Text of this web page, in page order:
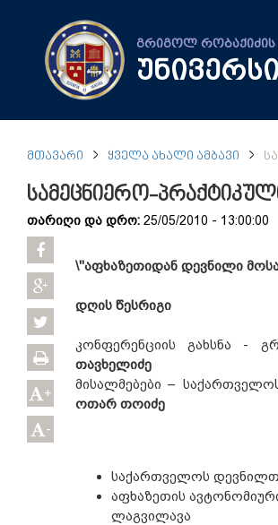
გრიგოლ რობაქიძის
ᲛᲗᲐᲕᲐᲠᲘ ᲧᲕᲔᲚᲐ ᲐᲮᲐᲚᲘ ᲐᲛᲑᲐᲕᲘ
სამეცნიერო-
თარიღი და დრო: 25/05/2010 - 13:00:00
+
-
\"აფხაზეთიდან დევნილი
დღის წესრიგი
კონფერენციის გახსნა -
თავხელიძე
მისალმებები –
ოთარ თოიძე
საქართველოს
აფხაზეთის
ლაგვილავა